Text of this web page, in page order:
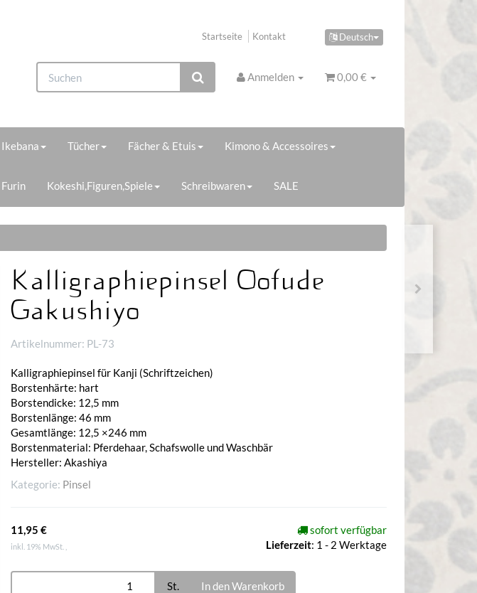
Deutsch
Startseite Kontakt
Anmelden 0,00 €
Ikebana Tücher Fächer & Etuis Kimono & Accessoires
Furin Kokeshi,Figuren,Spiele Schreibwaren SALE
Kalligraphiepinsel Oofude
Gakushiyo
Artikelnummer: PL-73
Kalligraphiepinsel für Kanji (Schriftzeichen)
Borstenhärte: hart
Borstendicke: 12,5 mm
Borstenlänge: 46 mm
Gesamtlänge: 12,5 ×246 mm
Borstenmaterial: Pferdehaar, Schafswolle und Waschbär
Hersteller: Akashiya
Kategorie: Pinsel
11,95 €
inkl. 19% MwSt. ,
sofort verfügbar
Lieferzeit: 1 - 2 Werktage
St. In den Warenkorb